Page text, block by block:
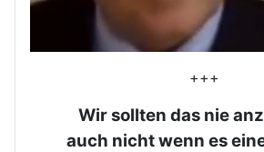
+++
Wir sollten das nie
auch nicht wenn es